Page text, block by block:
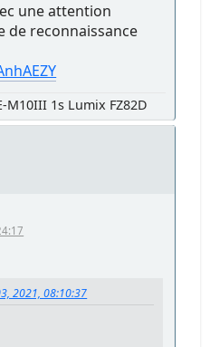
une attention
de reconnaissance
M10III 1s Lumix FZ82D
2021, 08:10:37